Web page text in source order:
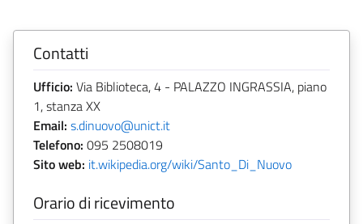
Contatti
Ufficio: Via Biblioteca, 4 - PALAZZO INGRASSIA, piano
1, stanza XX
Email: s.dinuovo@unict.it
Telefono: 095 2508019
Sito web: it.wikipedia.org/wiki/Santo_Di_Nuovo
Orario di ricevimento